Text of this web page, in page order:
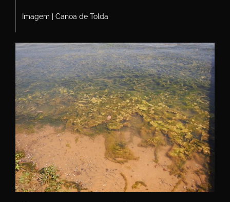
Imagem | Canoa de Tolda